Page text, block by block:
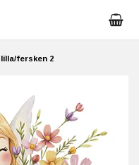
lilla/fersken 2